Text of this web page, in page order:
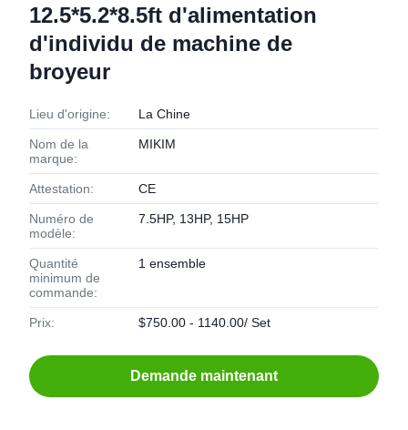
12.5*5.2*8.5ft d'alimentation
d'individu de machine de
broyeur
Lieu d'origine: La Chine
Nom de la
marque:
MIKIM
Attestation: CE
Numéro de
modèle:
7.5HP, 13HP, 15HP
Quantité
minimum de
commande:
1 ensemble
Prix: $750.00 - 1140.00/ Set
Demande maintenant